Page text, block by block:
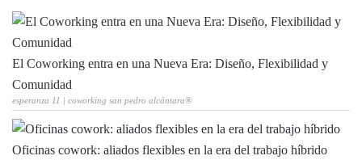
El Coworking entra en una Nueva Era: Diseño, Flexibilidad y
Comunidad
esperanza 11 | coworking san pedro alcántara®
Oficinas cowork: aliados flexibles en la era del trabajo híbrido